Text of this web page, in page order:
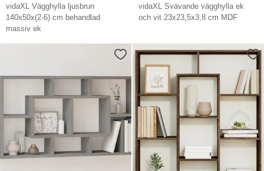
vidaXL Vägghylla ljusbrun
140x50x(2-6) cm behandlad
massiv ek
vidaXL Svävande vägghylla ek
och vit 23x23,5x3,8 cm MDF